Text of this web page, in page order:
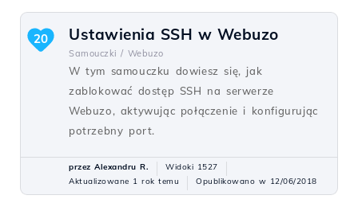
Ustawienia SSH w Webuzo
Samouczki / Webuzo
W tym samouczku dowiesz się, jak
zablokować dostęp SSH na serwerze
Webuzo, aktywując połączenie i konfigurując
potrzebny port.
20
przez Alexandru R.
Widoki 1527
Aktualizowane 1 rok temu
Opublikowano w 12/06/2018